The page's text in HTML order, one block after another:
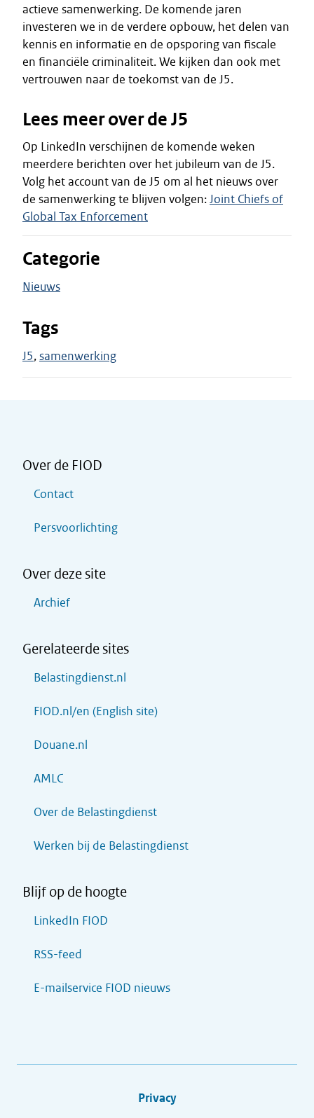
actieve samenwerking. De komende jaren
investeren we in de verdere opbouw, het delen van
kennis en informatie en de opsporing van fiscale
en financiële criminaliteit. We kijken dan ook met
vertrouwen naar de toekomst van de J5.
Lees meer over de J5
Op LinkedIn verschijnen de komende weken
meerdere berichten over het jubileum van de J5.
Volg het account van de J5 om al het nieuws over
de samenwerking te blijven volgen:Joint Chiefs of
Global Tax Enforcement
Categorie
Nieuws
Tags
J5 samenwerking
Over de FIOD
Contact
Persvoorlichting
Over deze site
Archief
Gerelateerde sites
Belastingdienst.nl
FIOD.nl/en (English site)
Douane.nl
AMLC
Over de Belastingdienst
Werken bij de Belastingdienst
Blijf op de hoogte
LinkedIn FIOD
RSS-feed
E-mailservice FIOD nieuws
Privacy